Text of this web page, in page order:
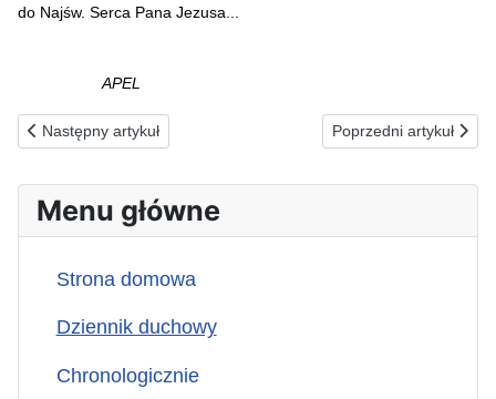
do Najśw. Serca Pana Jezusa...
APEL
Poprzednia strona: 19.02.1993(pt) ZA ZAGUBIONYCH W
Następny artykuł Następna strona:
Poprzedni artykuł
Menu główne
Strona domowa
Dziennik duchowy
Chronologicznie